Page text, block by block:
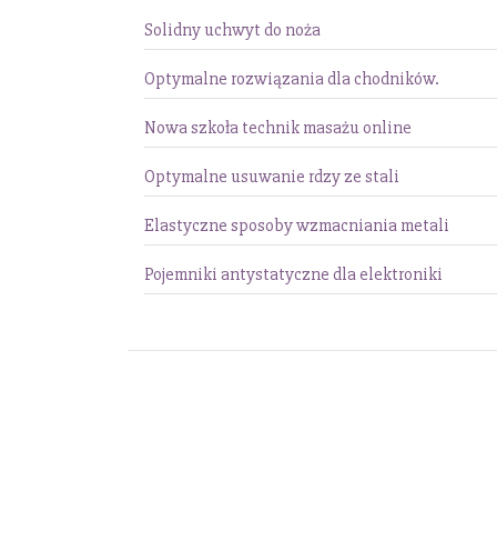
Solidny uchwyt do noża
Optymalne rozwiązania dla chodników.
Nowa szkoła technik masażu online
Optymalne usuwanie rdzy ze stali
Elastyczne sposoby wzmacniania metali
Pojemniki antystatyczne dla elektroniki